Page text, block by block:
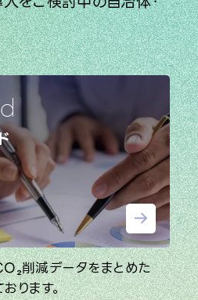
削減データをまとめた
ります。